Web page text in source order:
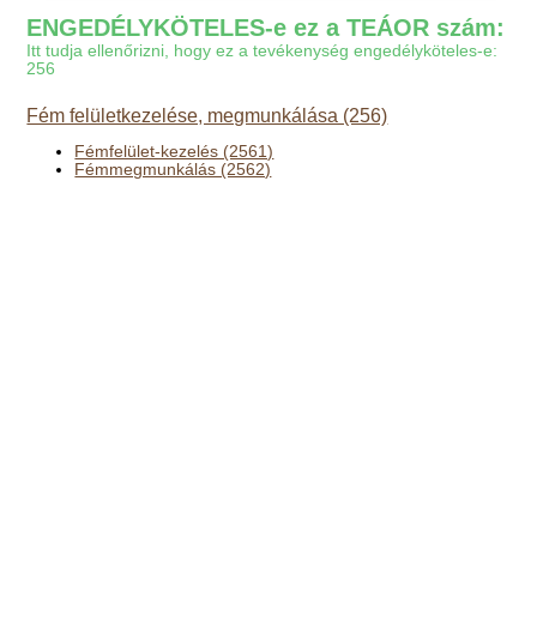
ENGEDÉLYKÖTELES-e ez a TEÁOR szám:
Itt tudja ellenőrizni, hogy ez a tevékenység engedélyköteles-e:
256
Fém felületkezelése, megmunkálása (256)
Fémfelület-kezelés (2561)
Fémmegmunkálás (2562)